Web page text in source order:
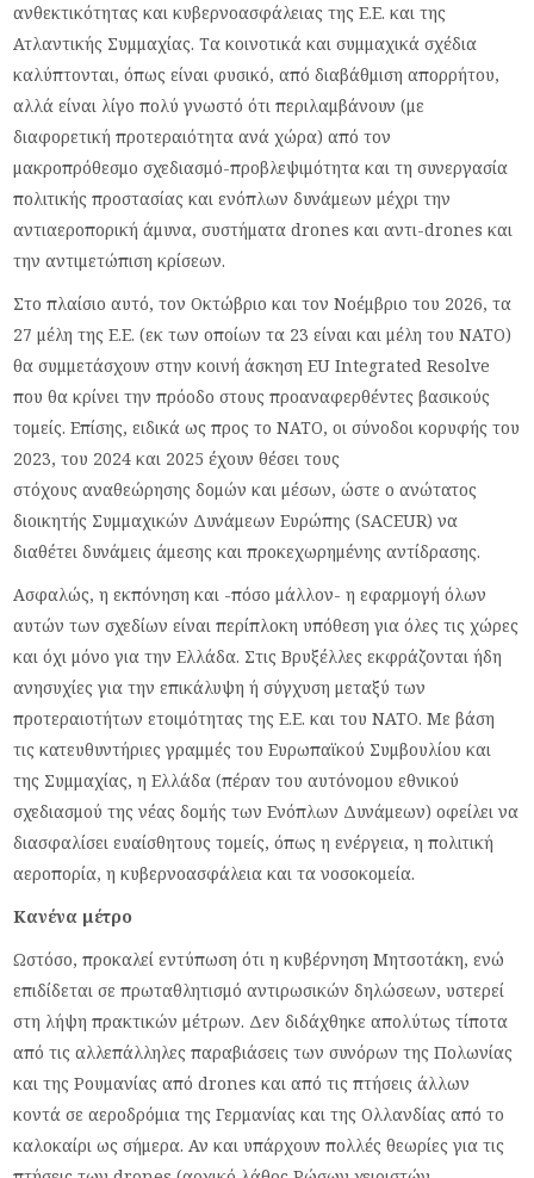
ανθεκτικότητας και κυβερνοασφάλειας της Ε.Ε. και της
Ατλαντικής Συμμαχίας. Τα κοινοτικά και συμμαχικά σχέδια
καλύπτονται, όπως είναι φυσικό, από διαβάθμιση απορρήτου,
αλλά είναι λίγο πολύ γνωστό ότι περιλαμβάνουν (με
διαφορετική προτεραιότητα ανά χώρα) από τον
μακροπρόθεσμο σχεδιασμό-προβλεψιμότητα και τη συνεργασία
πολιτικής προστασίας και ενόπλων δυνάμεων μέχρι την
αντιαεροπορική άμυνα, συστήματα drones και αντι-drones και
την αντιμετώπιση κρίσεων.
Στο πλαίσιο αυτό, τον Οκτώβριο και τον Νοέμβριο του 2026, τα
27 μέλη της Ε.Ε. (εκ των οποίων τα 23 είναι και μέλη του ΝΑΤΟ)
θα συμμετάσχουν στην κοινή άσκηση EU Integrated Resolve
που θα κρίνει την πρόοδο στους προαναφερθέντες βασικούς
τομείς. Επίσης, ειδικά ως προς το ΝΑΤΟ, οι σύνοδοι κορυφής του
2023, του 2024 και 2025 έχουν θέσει τους
στόχους αναθεώρησης δομών και μέσων, ώστε ο ανώτατος
διοικητής Συμμαχικών Δυνάμεων Ευρώπης (SACEUR) να
διαθέτει δυνάμεις άμεσης και προκεχωρημένης αντίδρασης.
Ασφαλώς, η εκπόνηση και -πόσο μάλλον- η εφαρμογή όλων
αυτών των σχεδίων είναι περίπλοκη υπόθεση για όλες τις χώρες
και όχι μόνο για την Ελλάδα. Στις Βρυξέλλες εκφράζονται ήδη
ανησυχίες για την επικάλυψη ή σύγχυση μεταξύ των
προτεραιοτήτων ετοιμότητας της Ε.Ε. και του ΝΑΤΟ. Με βάση
τις κατευθυντήριες γραμμές του Ευρωπαϊκού Συμβουλίου και
της Συμμαχίας, η Ελλάδα (πέραν του αυτόνομου εθνικού
σχεδιασμού της νέας δομής των Ενόπλων Δυνάμεων) οφείλει να
διασφαλίσει ευαίσθητους τομείς, όπως η ενέργεια, η πολιτική
αεροπορία, η κυβερνοασφάλεια και τα νοσοκομεία.
Κανένα μέτρο
Ωστόσο, προκαλεί εντύπωση ότι η κυβέρνηση Μητσοτάκη, ενώ
επιδίδεται σε πρωταθλητισμό αντιρωσικών δηλώσεων, υστερεί
στη λήψη πρακτικών μέτρων. Δεν διδάχθηκε απολύτως τίποτα
από τις αλλεπάλληλες παραβιάσεις των συνόρων της Πολωνίας
και της Ρουμανίας από drones και από τις πτήσεις άλλων
κοντά σε αεροδρόμια της Γερμανίας και της Ολλανδίας από το
καλοκαίρι ως σήμερα. Αν και υπάρχουν πολλές θεωρίες για τις